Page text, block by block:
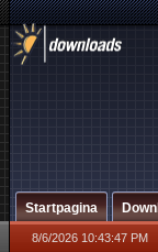
Startpagina
8/6/2026 10:43:47 PM